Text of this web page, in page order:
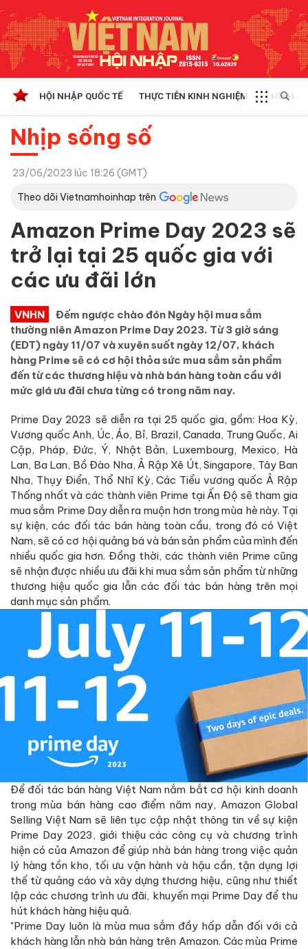
HỘI NHẬP QUỐC TẾ THỰC TIỄN KINH NGHIỆM CHÍNH
Nhịp sống số
23/06/2023 lúc 18:26 (GMT)
Theo dõi Vietnamhoinhap trên
Amazon Prime Day 2023 sẽ
trở lại tại 25 quốc gia với
các ưu đãi lớn
VNHN
Đếm ngược chào đón Ngày hội mua sắm
thường niên Amazon Prime Day 2023. Từ 3 giờ sáng
(EDT) ngày 11/07 và xuyên suốt ngày 12/07, khách
hàng Prime sẽ có cơ hội thỏa sức mua sắm sản phẩm
đến từ các thương hiệu và nhà bán hàng toàn cầu với
mức giá ưu đãi chưa từng có trong năm nay.
Prime Day 2023 sẽ diễn ra tại 25 quốc gia, gồm: Hoa Kỳ,
Vương quốc Anh, Úc, Áo, Bỉ, Brazil, Canada, Trung Quốc, Ai
Cập, Pháp, Đức, Ý, Nhật Bản, Luxembourg, Mexico, Hà
Lan, Ba Lan, Bồ Đào Nha, Ả Rập Xê Út, Singapore, Tây Ban
Nha, Thụy Điển, Thổ Nhĩ Kỳ, Các Tiểu vương quốc Ả Rập
Thống nhất và các thành viên Prime tại Ấn Độ sẽ tham gia
mua sắm Prime Day diễn ra muộn hơn trong mùa hè này. Tại
sự kiện, các đối tác bán hàng toàn cầu, trong đó có Việt
Nam, sẽ có cơ hội quảng bá và bán sản phẩm của mình đến
nhiều quốc gia hơn. Đồng thời, các thành viên Prime cũng
sẽ nhận được nhiều ưu đãi khi mua sắm sản phẩm từ những
thương hiệu quốc gia lẫn các đối tác bán hàng trên mọi
danh mục sản phẩm.
Để đối tác bán hàng Việt Nam nắm bắt cơ hội kinh doanh
trong mùa bán hàng cao điểm năm nay, Amazon Global
Selling Việt Nam sẽ liên tục cập nhật thông tin về sự kiện
Prime Day 2023, giới thiệu các công cụ và chương trình
hiện có của Amazon để giúp nhà bán hàng trong việc quản
lý hàng tồn kho, tối ưu vận hành và hậu cần, tận dụng lợi
thế từ quảng cáo và xây dựng thương hiệu, cũng như thiết
lập các chương trình ưu đãi, khuyến mại Prime Day để thu
hút khách hàng hiệu quả.
"Prime Day luôn là mùa mua sắm đầy hấp dẫn đối với cả
khách hàng lẫn nhà bán hàng trên Amazon. Các mùa Prime